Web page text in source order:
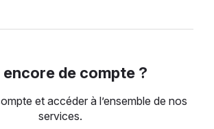
encore de compte ?
et accéder à l’ensemble de nos
services.